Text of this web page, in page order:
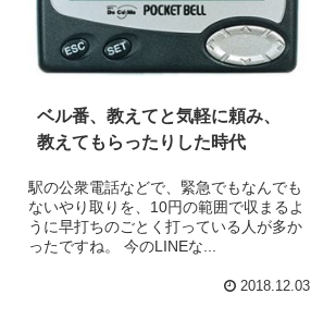
ベル番、教えてと気軽に頼み、
教えてもらったりした時代
駅の公衆電話などで、緊急でもなんでも
ないやり取りを、10円の範囲で収まるよ
うに早打ちのごとく打っている人が多か
ったですね。 今のLINEな...
2018.12.03